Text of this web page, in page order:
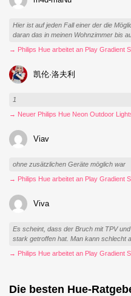
Hier ist auf jeden Fall einer der die
daran das in meinen Wohnzimmer bis
→ Philips Hue arbeitet an Play Gradient
凯伦·洛夫利
1
→ Neuer Philips Hue Neon Outdoor
Viav
ohne zusätzlichen Geräte möglich war
→ Philips Hue arbeitet an Play Gradient
Viva
Es scheint, dass der Bruch mit TPV
stark getroffen hat. Man kann schlecht
→ Philips Hue arbeitet an Play Gradient
Die besten Hue-